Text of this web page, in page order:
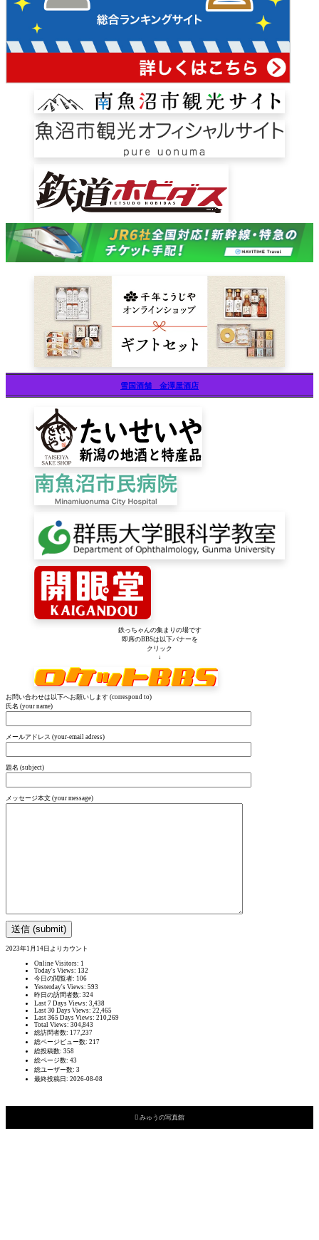
雪国酒舗 金澤屋酒店
鉄っちゃんの集まりの場です
即席のBBSは以下バナーを
クリック
↓
お問い合わせは以下へお願いします (correspond to)
氏名 (your name)
メールアドレス (your-email adress)
題名 (subject)
メッセージ本文 (your message)
2023年1月14日よりカウント
Online Visitors: 1
Today's Views: 132
今日の閲覧者: 106
Yesterday's Views: 593
昨日の訪問者数: 324
Last 7 Days Views: 3,438
Last 30 Days Views: 22,465
Last 365 Days Views: 210,269
Total Views: 304,843
総訪問者数: 177,237
総ページビュー数: 217
総投稿数: 358
総ページ数: 43
総ユーザー数: 3
最終投稿日: 2026-08-08
 みゅうの写真館